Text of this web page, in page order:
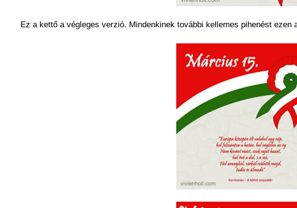
Ez a kettő a végleges verzió. Mindenkinek további kellemes pihenést ezen